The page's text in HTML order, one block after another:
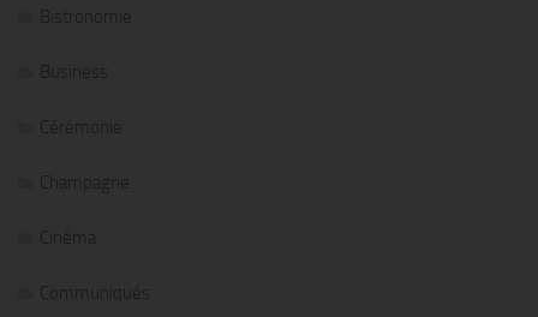
Bistronomie
Business
Cérémonie
Champagne
Cinéma
Communiqués